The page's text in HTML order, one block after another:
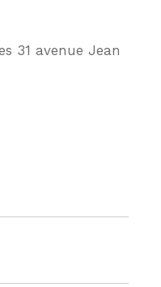
31 avenue Jean